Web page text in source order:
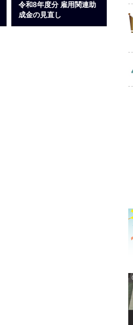
令和8年度分 雇用関連助
成金の見直し